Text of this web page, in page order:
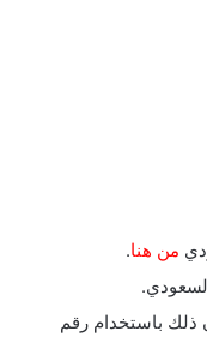
من هنا.
باستخدام رقم